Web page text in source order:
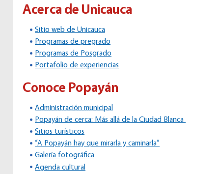
Acerca de Unicauca
Sitio web de Unicauca
Programas de pregrado
Programas de Posgrado
Portafolio de experiencias
Conoce Popayán
Administración municipal
Popayán de cerca: Más allá de la Ciudad Blanca
Sitios turísticos
“A Popayán hay que mirarla y caminarla”
Galería fotográfica
Agenda cultural